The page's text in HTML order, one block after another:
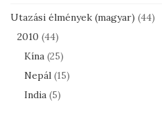
Utazási élmények (magyar) (44)
2010 (44)
Kína (25)
Nepál (15)
India (5)